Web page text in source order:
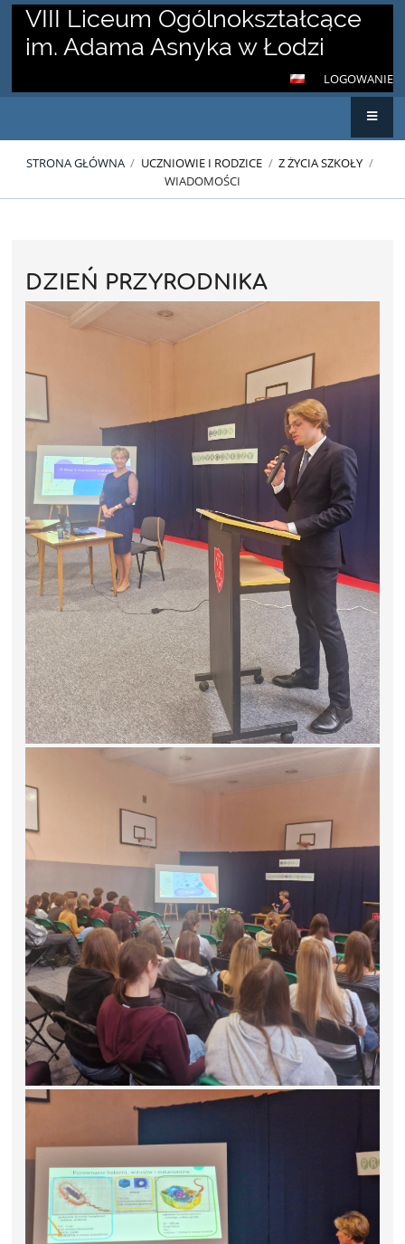
VIII Liceum Ogólnokształcące
im. Adama Asnyka w Łodzi
LOGOWANIE
STRONA GŁÓWNA / UCZNIOWIE I RODZICE / Z ŻYCIA SZKOŁY /
WIADOMOŚCI
DZIEŃ PRZYRODNIKA